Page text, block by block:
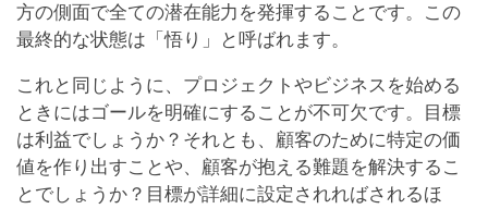
方の側面で全ての潜在能力を発揮することです。この
最終的な状態は「悟り」と呼ばれます。
これと同じように、プロジェクトやビジネスを始める
ときにはゴールを明確にすることが不可欠です。目標
は利益でしょうか？それとも、顧客のために特定の価
値を作り出すことや、顧客が抱える難題を解決するこ
とでしょうか？目標が詳細に設定されればされるほ